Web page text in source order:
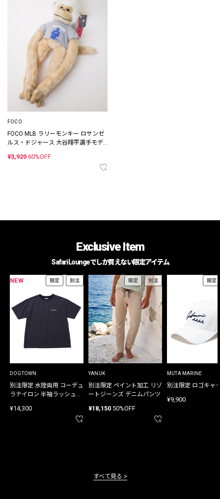
FOCO
FOCO MLB ラリーモンキー ロサンゼ
ルス・ドジャース 大谷翔平選手モデ
¥3,920 60%OFF
Exclusive Item
Safari Loungeでしか買えない限定アイテム
NEW 限定 別注
DOGTOWN
別注限定 水陸両用 コーデュ
ラナイロン 半袖ラッシュガ
¥14,300
限定 別注
YANUK
別注限定 ペイント加工 リゾ
ートジーンズ デニムパンツ
¥18,150 50%OFF
限定
MUTA MARINE
別注限定 ロゴキャ
¥9,900
すべて見る